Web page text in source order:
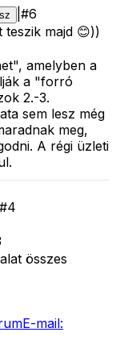
#6
teszik majd 😊))
amelyben a
a "forró
2.-3.
sem lesz még
meg,
A régi üzleti
#4
összes
E-mail: